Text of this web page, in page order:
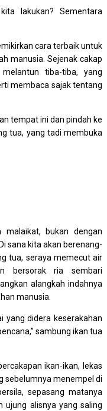
lakukan? Sementara
cara terbaik untuk
manusia. Sejenak cakap
tiba-tiba, yang
membaca sajak tentang
tempat ini dan pindah ke
tua, yang tadi membuka
bukan dengan
sana kita akan berenang-
tua, seraya memecut air
bersorak ria sembari
alangkah indahnya
manusia.
yang didera keserakahan
sambung ikan tua
ikan-ikan, lekas
sebelumnya menempel di
sepasang matanya
ujung alisnya yang saling